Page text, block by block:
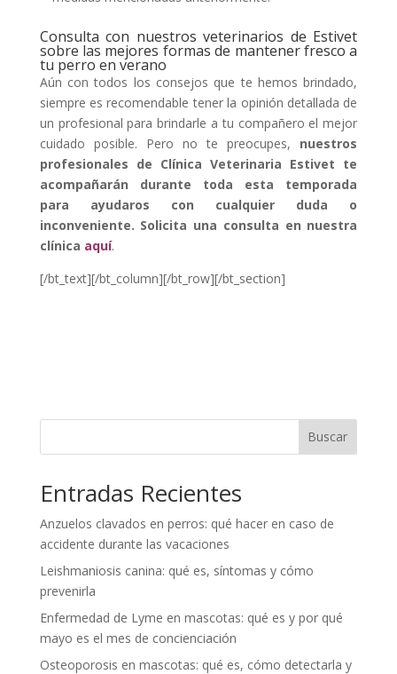
Consulta con nuestros veterinarios de Estivet
sobre las mejores formas de mantener fresco a
tu perro en verano
Aún con todos los consejos que te hemos brindado,
siempre es recomendable tener la opinión detallada de
un profesional para brindarle a tu compañero el mejor
cuidado posible. Pero no te preocupes, nuestros
profesionales de Clínica Veterinaria Estivet te
acompañarán durante toda esta temporada
para ayudaros con cualquier duda o
inconveniente. Solicita una consulta en nuestra
clínica aquí.
[/bt_text][/bt_column][/bt_row][/bt_section]
Buscar
Entradas Recientes
Anzuelos clavados en perros: qué hacer en caso de
accidente durante las vacaciones
Leishmaniosis canina: qué es, síntomas y cómo
prevenirla
Enfermedad de Lyme en mascotas: qué es y por qué
mayo es el mes de concienciación
Osteoporosis en mascotas: qué es, cómo detectarla y